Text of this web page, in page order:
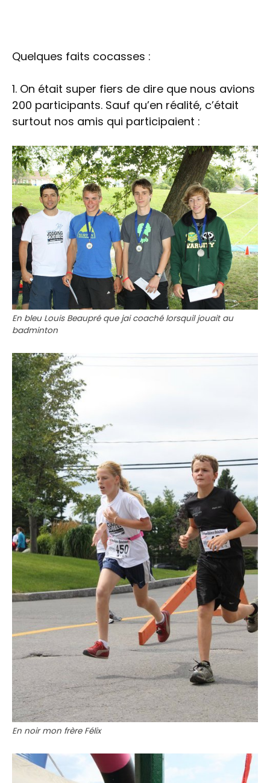
Quelques faits cocasses :
1. On était super fiers de dire que nous avions
200 participants. Sauf qu’en réalité, c’était
surtout nos amis qui participaient :
En bleu Louis Beaupré que jai coaché lorsquil jouait au
badminton
En noir mon frère Félix